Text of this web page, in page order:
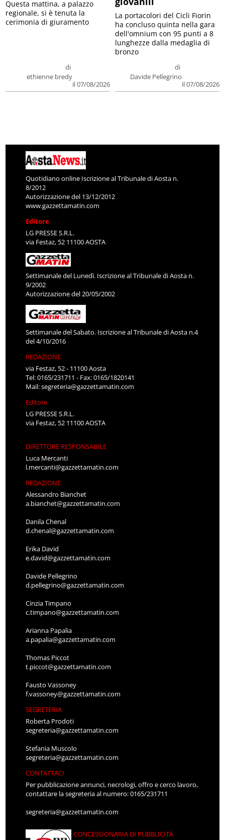
di
ethienne bredy
il 07/08/2026
Questa mattina, a palazzo
regionale, si è tenuta la
cerimonia di giuramento
di
Davide Pellegrino
il 07/08/2026
La portacolori del Cicli Fiorin
ha concluso quinta nella gara
dell'omnium con 95 punti a 8
lunghezze dalla medaglia di
bronzo
Quotidiano online Iscrizione al Tribunale di Aosta n.
8/2012
Autorizzazione del 13/12/2012
www.gazzettamatin.com
Editore
LG PRESSE S.R.L.
via Festaz, 52 11100 AOSTA
Settimanale del Lunedì. Iscrizione al Tribunale di Aosta n.
9/2002
Autorizzazione del 20/05/2002
Settimanale del Sabato. Iscrizione al Tribunale di Aosta n.4
del 4/10/2016
REDAZIONE
via Festaz, 52 - 11100 Aosta
Tel: 0165/231711 - Fax: 0165/1820141
Mail:segreteria@gazzettamatin.com
Editore
LG PRESSE S.R.L.
via Festaz, 52 11100 AOSTA
DIRETTORE RESPONSABILE
Luca Mercanti
l.mercanti@gazzettamatin.com
REDAZIONE
Alessandro Bianchet
a.bianchet@gazzettamatin.com
Danila Chenal
d.chenal@gazzettamatin.com
Erika David
e.david@gazzettamatin.com
Davide Pellegrino
d.pellegrino@gazzettamatin.com
Cinzia Timpano
c.timpano@gazzettamatin.com
Arianna Papalia
a.papalia@gazzettamatin.com
Thomas Piccot
t.piccot@gazzettamatin.com
Fausto Vassoney
f.vassoney@gazzettamatin.com
SEGRETERIA
Roberta Prodoti
segreteria@gazzettamatin.com
Stefania Muscolo
segreteria@gazzettamatin.com
CONTATTACI
Per pubblicazione annunci, necrologi, offro e cerco lavoro,
contattare la segreteria al numero: 0165/231711
segreteria@gazzettamatin.com
CONCESSIONARIA DI PUBBLICITÀ